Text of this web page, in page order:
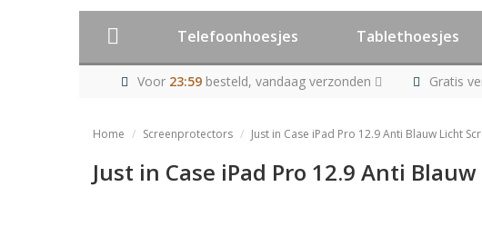
Telefoonhoesjes Tablethoesjes
Voor 23:59besteld, vandaag verzonden Gratis
Home Screenprotectors Just in Case iPad Pro 12.9 Anti Blauw Licht
Just in Case iPad Pro 12.9 Anti